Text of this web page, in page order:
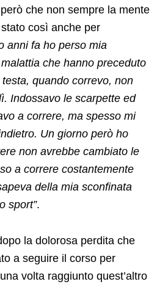
che non sempre la mente
così anche per
anni fa ho perso mia
che hanno preceduto
quando correvo, non
Indossavo le scarpette ed
a correre, ma spesso mi
Un giorno però ho
non avrebbe cambiato le
a correre costantemente
della mia sconfinata
sport”.
la dolorosa perdita che
a seguire il corso per
volta raggiunto quest’altro